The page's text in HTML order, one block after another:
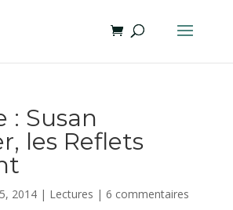
: Susan
les Reflets
2014| Lectures | 6 commentaires